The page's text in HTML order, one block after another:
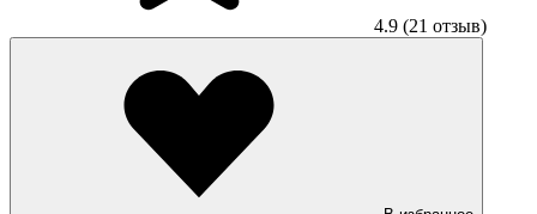
4.9 (21 отзыв)